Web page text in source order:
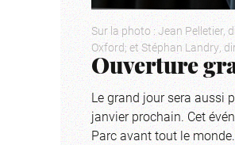
Sur la photo : Jean Pelletier,
Oxford; et Stéphan Landry,
Ouverture
Le grand jour sera aussi
janvier prochain. Cet
Parc avant tout le